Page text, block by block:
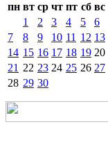
пн вт ср чт пт сб вс
1
2 3 4 5
6
7
8 9 10 11 12 13
14 15 16 17 18 19 20
21 22 23 24 25 26 27
28 29 30